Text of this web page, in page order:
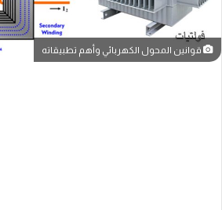
قوانين المحول الكهربائي وأهم تطبيقاته